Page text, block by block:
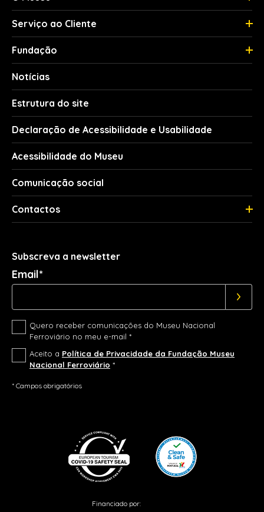
Serviço ao Cliente
Fundação
Notícias
Estrutura do site
Declaração de Acessibilidade e Usabilidade
Acessibilidade do Museu
Comunicação social
Contactos
Subscreva a newsletter
Email*
Quero receber comunicações do Museu Nacional
Ferroviário no meu e-mail *
Aceito a Política de Privacidade da Fundação Museu
Nacional Ferroviário *
* Campos obrigatórios
Financiado por: